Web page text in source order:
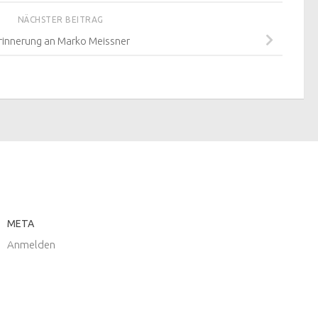
NÄCHSTER BEITRAG
an Marko Meissner
META
Anmelden